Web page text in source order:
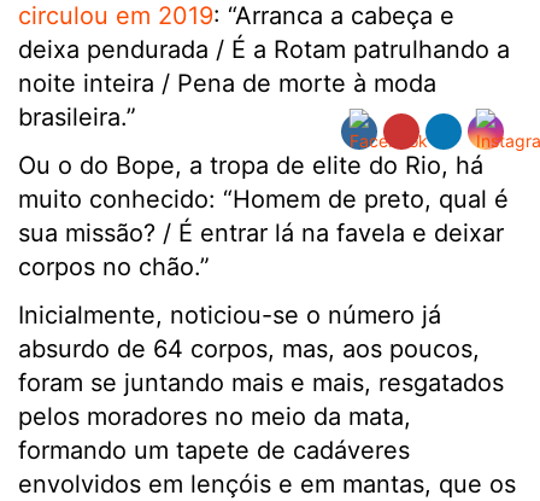
circulou em 2019: “Arranca a cabeça e
deixa pendurada / É a Rotam patrulhando a
noite inteira / Pena de morte à moda
brasileira.”
Ou o do Bope, a tropa de elite do Rio, há
muito conhecido: “Homem de preto, qual é
sua missão? / É entrar lá na favela e deixar
corpos no chão.”
Inicialmente, noticiou-se o número já
absurdo de 64 corpos, mas, aos poucos,
foram se juntando mais e mais, resgatados
pelos moradores no meio da mata,
formando um tapete de cadáveres
envolvidos em lençóis e em mantas, que os